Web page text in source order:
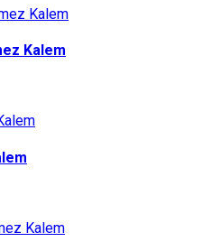
Kalem